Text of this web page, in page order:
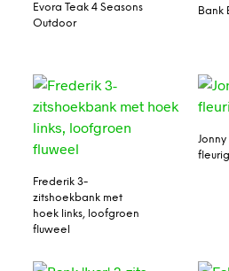
Evora Teak 4 Seasons
Outdoor
Bank
Frederik 3-
zitshoekbank met
hoek links, loofgroen
fluweel